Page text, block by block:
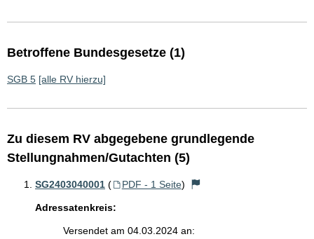
Betroffene Bundesgesetze (1)
SGB 5 [alle RV hierzu]
Zu diesem RV abgegebene grundlegende
Stellungnahmen/Gutachten (5)
SG2403040001 ( PDF - 1 Seite)
Adressatenkreis:
Versendet am 04.03.2024 an: